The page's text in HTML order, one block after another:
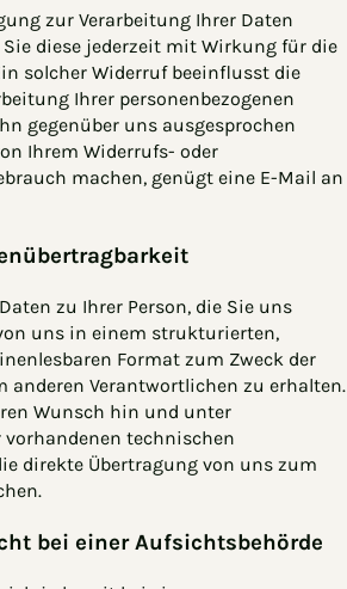
zur Verarbeitung Ihrer Daten
diese jederzeit mit Wirkung für die
solcher Widerruf beeinflusst die
Ihrer personenbezogenen
gegenüber uns ausgesprochen
Ihrem Widerrufs- oder
machen, genügt eine E-Mail an
zu Ihrer Person, die Sie uns
uns in einem strukturierten,
Format zum Zweck der
anderen Verantwortlichen zu erhalten.
Wunsch hin und unter
technischen
direkte Übertragung von uns zum
bei einer Aufsichtsbehörde